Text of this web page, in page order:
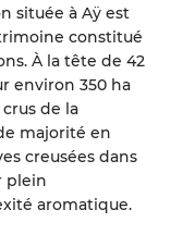
située à Aÿ est
constitué
À la tête de 42
environ 350 ha
de la
majorité en
creusées dans
plein
aromatique.